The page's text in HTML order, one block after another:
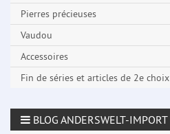
Pierres précieuses
Vaudou
Accessoires
Fin de séries et articles de 2e choix
BLOG ANDERSWELT-IMPORT